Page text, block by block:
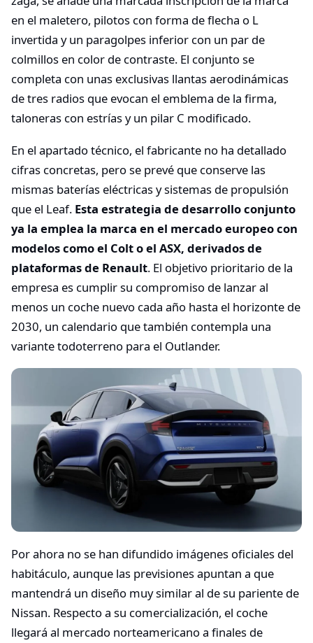
en el maletero, pilotos con forma de flecha o L
invertida y un paragolpes inferior con un par de
colmillos en color de contraste. El conjunto se
completa con unas exclusivas llantas aerodinámicas
de tres radios que evocan el emblema de la firma,
taloneras con estrías y un pilar C modificado.
En el apartado técnico, el fabricante no ha detallado
cifras concretas, pero se prevé que conserve las
mismas baterías eléctricas y sistemas de propulsión
que el Leaf. Esta estrategia de desarrollo conjunto
ya la emplea la marca en el mercado europeo con
modelos como el Colt o el ASX, derivados de
plataformas de Renault. El objetivo prioritario de la
empresa es cumplir su compromiso de lanzar al
menos un coche nuevo cada año hasta el horizonte de
2030, un calendario que también contempla una
variante todoterreno para el Outlander.
Por ahora no se han difundido imágenes oficiales del
habitáculo, aunque las previsiones apuntan a que
mantendrá un diseño muy similar al de su pariente de
Nissan. Respecto a su comercialización, el coche
llegará al mercado norteamericano a finales de